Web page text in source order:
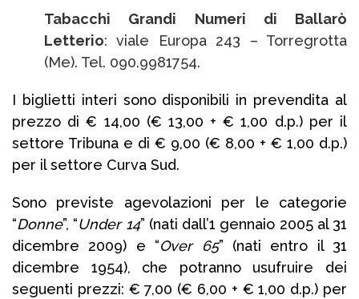
Tabacchi Grandi Numeri di Ballarò
Letterio: viale Europa 243 – Torregrotta
(Me). Tel. 090.9981754.
I biglietti interi sono disponibili in prevendita al
prezzo di € 14,00 (€ 13,00 + € 1,00 d.p.) per il
settore Tribuna e di € 9,00 (€ 8,00 + € 1,00 d.p.)
per il settore Curva Sud.
Sono previste agevolazioni per le categorie
“Donne”, “Under 14” (nati dall’1 gennaio 2005 al 31
dicembre 2009) e “Over 65” (nati entro il 31
dicembre 1954), che potranno usufruire dei
seguenti prezzi: € 7,00 (€ 6,00 + € 1,00 d.p.) per